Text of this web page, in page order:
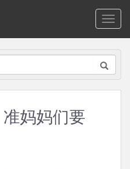
妈妈们要